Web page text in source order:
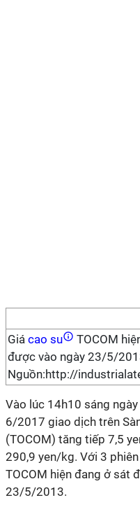
Giá cao su
TOCOM
được vào ngày 23/5/
Nguồn:http://
Vào lúc 14h10 sáng
6/2017 giao dịch trên
(TOCOM) tăng tiếp 7,5
290,9 yen/kg. Với 3
TOCOM hiện đang ở sát
23/5/2013.